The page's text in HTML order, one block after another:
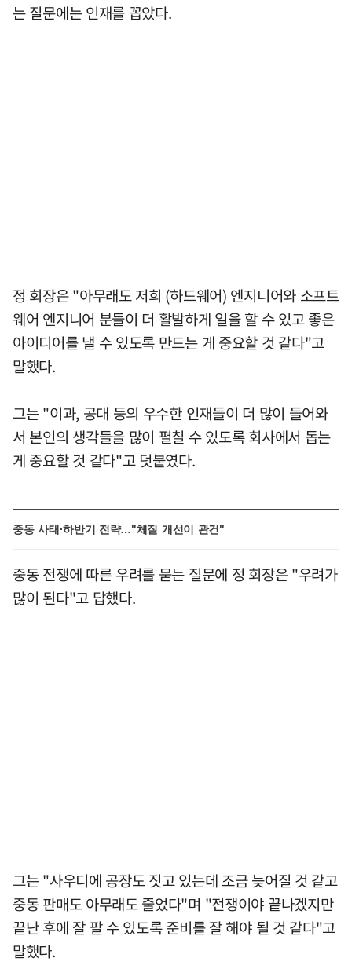
는 질문에는 인재를 꼽았다.
정 회장은 "아무래도 저희 (하드웨어) 엔지니어와 소프트
웨어 엔지니어 분들이 더 활발하게 일을 할 수 있고 좋은
아이디어를 낼 수 있도록 만드는 게 중요할 것 같다"고
말했다.
그는 "이과, 공대 등의 우수한 인재들이 더 많이 들어와
서 본인의 생각들을 많이 펼칠 수 있도록 회사에서 돕는
게 중요할 것 같다"고 덧붙였다.
중동 사태·하반기 전략…"체질 개선이 관건"
중동 전쟁에 따른 우려를 묻는 질문에 정 회장은 "우려가
많이 된다"고 답했다.
그는 "사우디에 공장도 짓고 있는데 조금 늦어질 것 같고
중동 판매도 아무래도 줄었다"며 "전쟁이야 끝나겠지만
끝난 후에 잘 팔 수 있도록 준비를 잘 해야 될 것 같다"고
말했다.